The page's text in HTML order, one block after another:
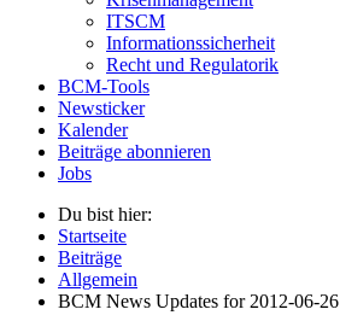
ITSCM
Informationssicherheit
Recht und Regulatorik
BCM-Tools
Newsticker
Kalender
Beiträge abonnieren
Jobs
Du bist hier:
Startseite
Beiträge
Allgemein
BCM News Updates for 2012-06-26